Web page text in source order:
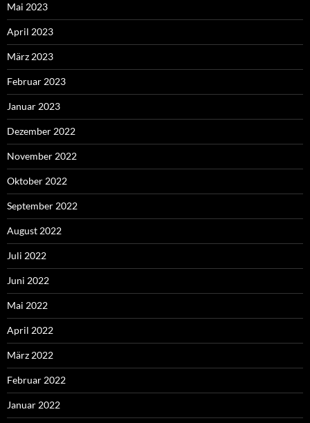
Mai 2023
April 2023
März 2023
Februar 2023
Januar 2023
Dezember 2022
November 2022
Oktober 2022
September 2022
August 2022
Juli 2022
Juni 2022
Mai 2022
April 2022
März 2022
Februar 2022
Januar 2022